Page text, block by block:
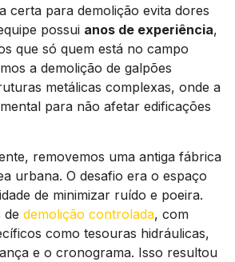
certa para demolição evita dores
possui anos de experiência,
que só quem está no campo
a demolição de galpões
metálicas complexas, onde a
para não afetar edificações
removemos uma antiga fábrica
urbana. O desafio era o espaço
de minimizar ruído e poeira.
de demolição controlada, com
como tesouras hidráulicas,
e o cronograma. Isso resultou